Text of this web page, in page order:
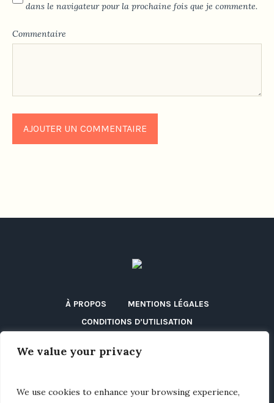
We value your privacy
We use cookies to enhance your browsing experience,
dans le navigateur pour la prochaine fois que je commente.
Commentaire
À PROPOS
MENTIONS LÉGALES
CONDITIONS D’UTILISATION
POLITIQUE DE COOKIES (UE)
BLOG
CONTACT